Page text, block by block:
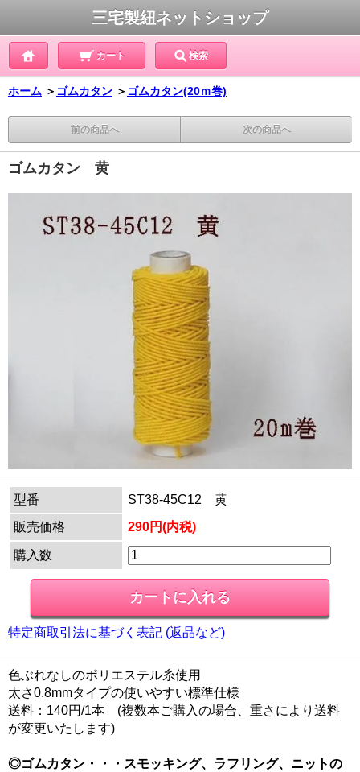
三宅製紐ネットショップ
カート 検索
ホーム ＞ ゴムカタン ＞ ゴムカタン(20ｍ巻)
前の商品へ 次の商品へ
ゴムカタン 黄
型番
ST38-45C12 黄
販売価格
290円(内税)
購入数
特定商取引法に基づく表記 (返品など)
色ぶれなしのポリエステル糸使用
太さ0.8mmタイプの使いやすい標準仕様
送料：140円/1本 (複数本ご購入の場合、重さにより送料
が変更いたします)
◎ゴムカタン・・・スモッキング、ラフリング、ニットの